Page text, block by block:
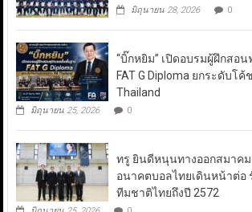
มิถุนายน 28, 2026 0
“บิ๊กหยิม” เปิดอบรมผู้ฝึกส
FAT G Diploma ยกระดับโ
Thailand
มิถุนายน 25, 2026 0
ทรู ยินดีหนุนทางออกสมาค
อนาคตบอลไทยเดินหน้าต่อ
ทีมชาติไทยถึงปี 2572